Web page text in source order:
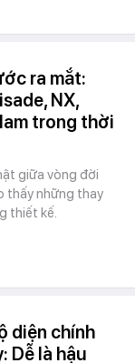
ra mắt:
NX,
trong thời
giữa vòng đời
thấy những thay
thiết kế.
diện chính
Dễ là hậu